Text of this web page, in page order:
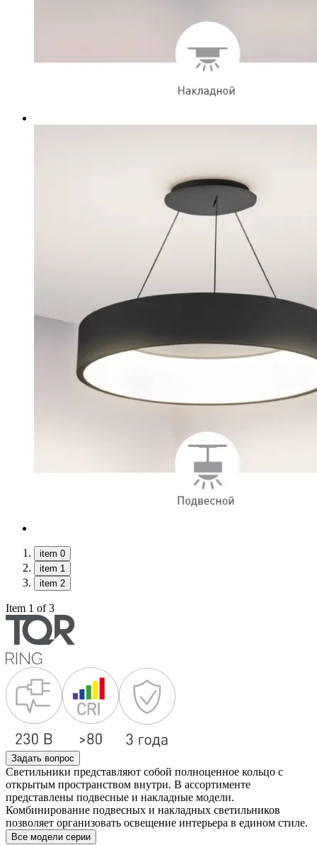
item 0
item 1
item 2
Item 1 of 3
Задать вопрос
Светильники представляют собой полноценное кольцо с
открытым пространством внутри. В ассортименте
представлены подвесные и накладные модели.
Комбинирование подвесных и накладных светильников
позволяет организовать освещение интерьера в едином стиле.
Все модели серии